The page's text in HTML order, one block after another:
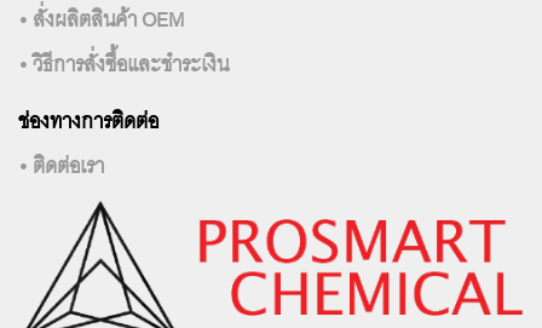
• สั่งผลิตสินค้า OEM
• วิธีการสั่งซื้อและชำระเงิน
ช่องทางการติดต่อ
• ติดต่อเรา